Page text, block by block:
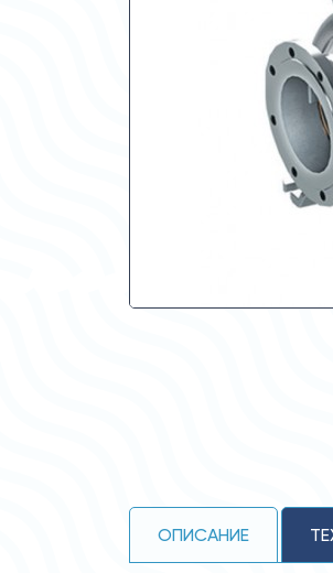
ОПИСАНИЕ